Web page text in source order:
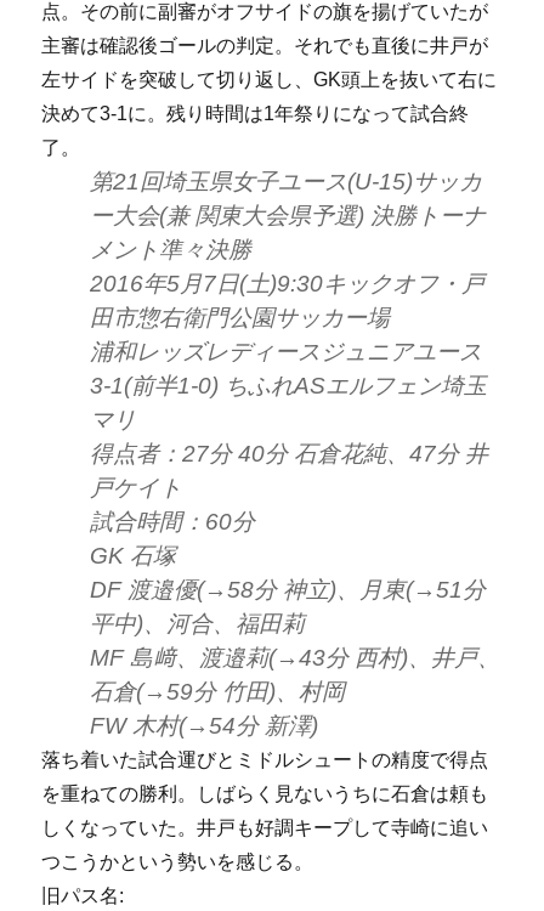
点。その前に副審がオフサイドの旗を揚げていたが
主審は確認後ゴールの判定。それでも直後に井戸が
左サイドを突破して切り返し、GK頭上を抜いて右に
決めて3-1に。残り時間は1年祭りになって試合終
了。
第21回埼玉県女子ユース(U-15)サッカ
ー大会(兼 関東大会県予選) 決勝トーナ
メント準々決勝
2016年5月7日(土)9:30キックオフ・戸
田市惣右衛門公園サッカー場
浦和レッズレディースジュニアユース
3-1(前半1-0) ちふれASエルフェン埼玉
マリ
得点者：27分 40分 石倉花純、47分 井
戸ケイト
試合時間：60分
GK 石塚
DF 渡邉優(→58分 神立)、月東(→51分
平中)、河合、福田莉
MF 島﨑、渡邉莉(→43分 西村)、井戸、
石倉(→59分 竹田)、村岡
FW 木村(→54分 新澤)
落ち着いた試合運びとミドルシュートの精度で得点
を重ねての勝利。しばらく見ないうちに石倉は頼も
しくなっていた。井戸も好調キープして寺崎に追い
つこうかという勢いを感じる。
旧パス名: